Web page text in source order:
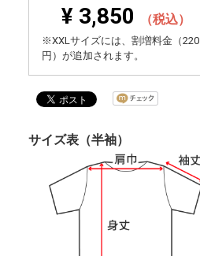
¥ 3,850 （税込）
※XXLサイズには、割増料金（220
円）が追加されます。
サイズ表（半袖）